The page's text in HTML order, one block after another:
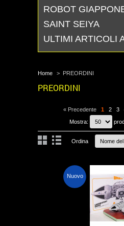
ROBOT
SAINT SEIYA
ULTIMI ARTICOLI
Home > PREORDINI
PREORDINI
« Precedente 1 2 3
Mostra:
Ordina
Nuovo